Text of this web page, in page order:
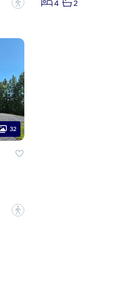
?
4
2
32
?